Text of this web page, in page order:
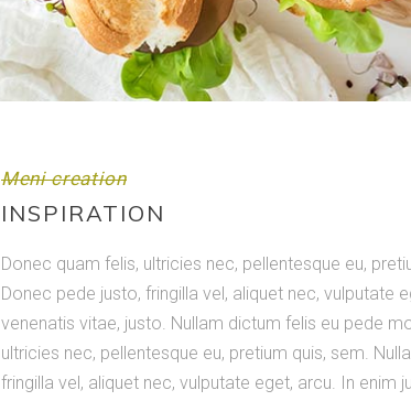
Meni creation
INSPIRATION
Donec quam felis, ultricies nec, pellentesque eu,
Donec pede justo, fringilla vel, aliquet nec, vulputate
venenatis vitae, justo. Nullam dictum felis eu pede
ultricies nec, pellentesque eu, pretium quis, sem.
fringilla vel, aliquet nec, vulputate eget, arcu. In enim